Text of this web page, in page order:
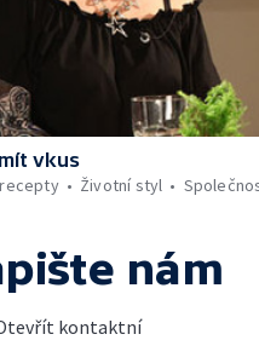
vkus
Životní styl
nám
kontaktní